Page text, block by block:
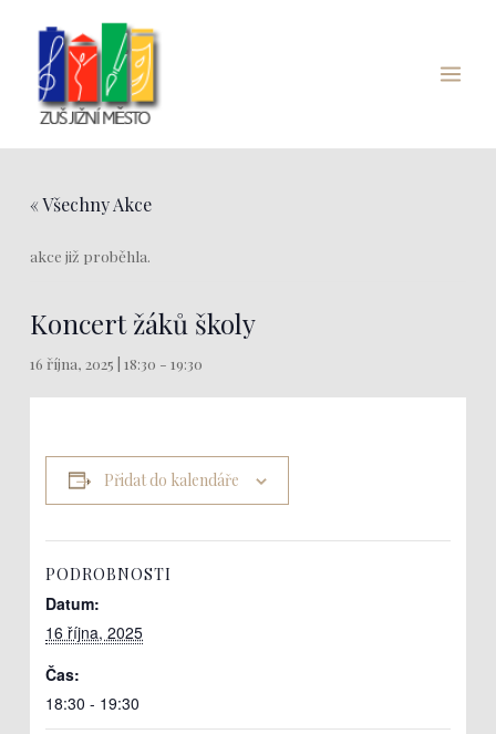
Menu
« Všechny Akce
akce již proběhla.
Koncert žáků školy
16 října, 2025 | 18:30 -19:30
Přidat do kalendáře
PODROBNOSTI
Datum:
16 října, 2025
Čas:
18:30 - 19:30